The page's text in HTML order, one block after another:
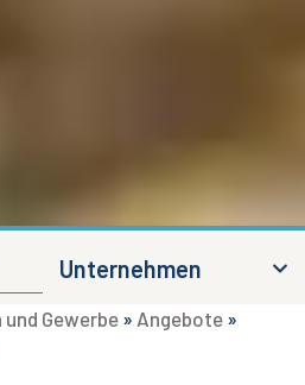
Unternehmen
Gewerbe» Angebote »